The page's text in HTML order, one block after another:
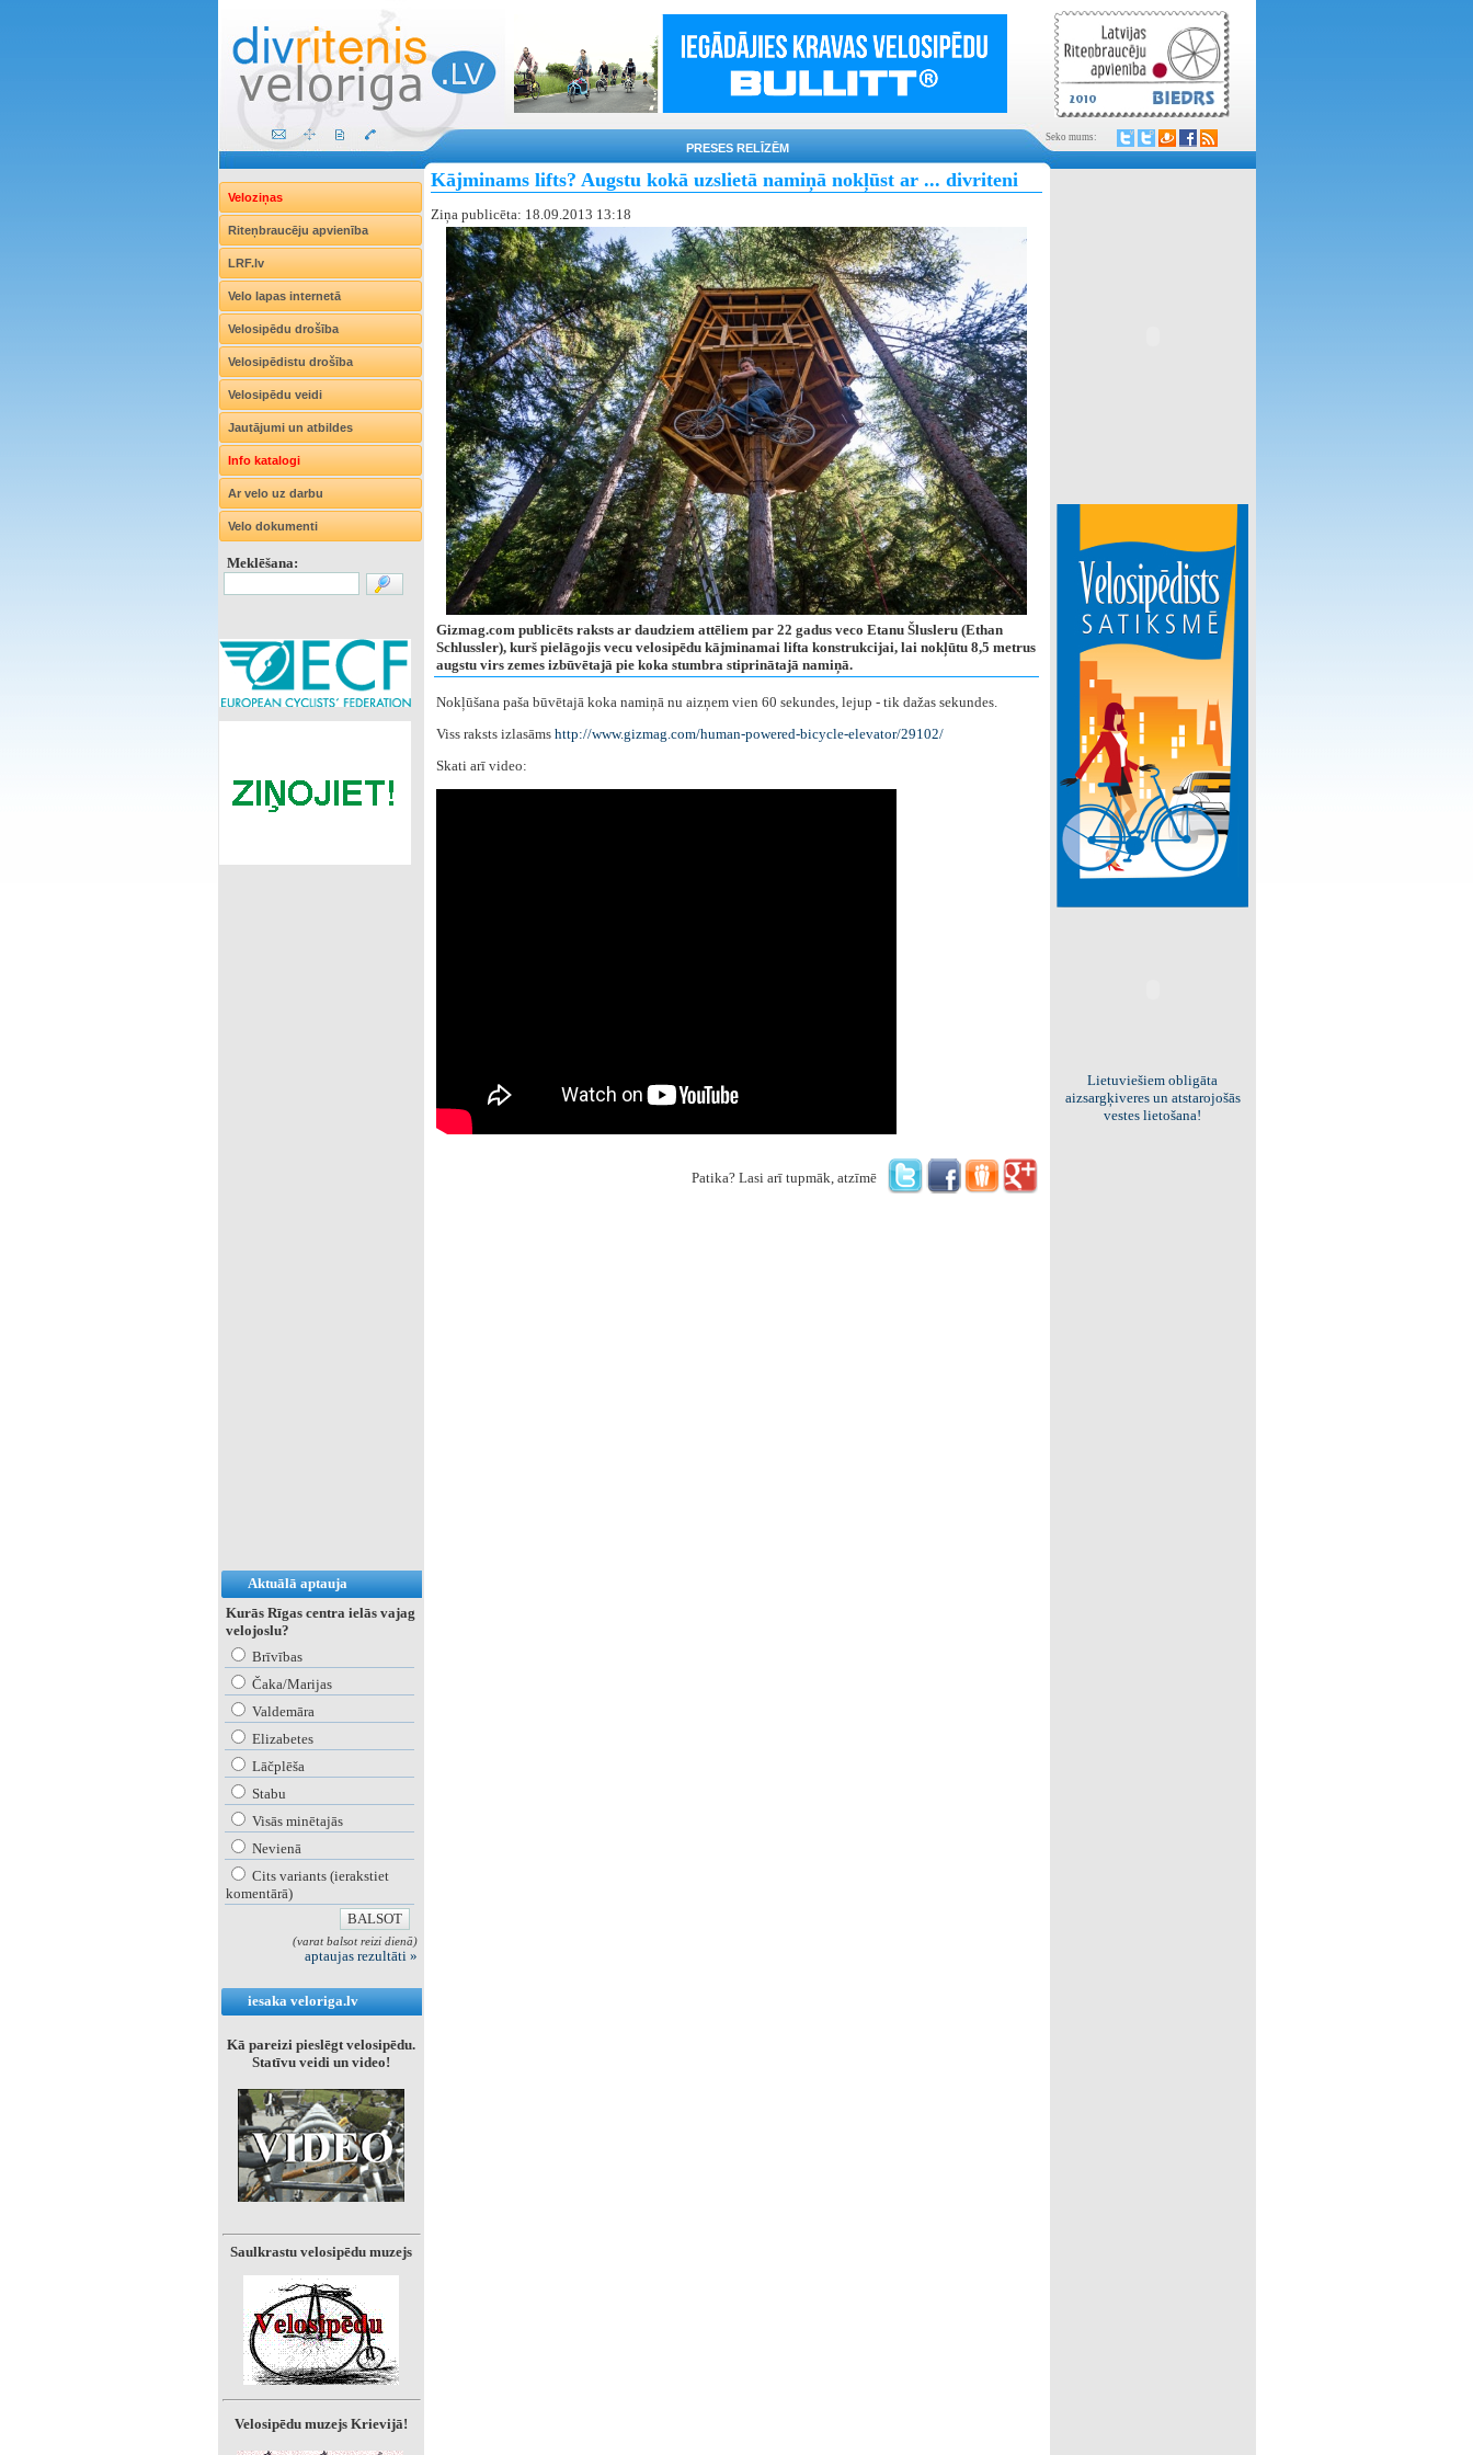
PRESES RELĪZĒM
Seko mums:
Veloziņas
Riteņbraucēju apvienība
LRF.lv
Velo lapas internetā
Velosipēdu drošība
Velosipēdistu drošība
Velosipēdu veidi
Jautājumi un atbildes
Info katalogi
Ar velo uz darbu
Velo dokumenti
Meklēšana:
Aktuālā aptauja
Kurās Rīgas centra ielās vajag
velojoslu?
Brīvības
Čaka/Marijas
Valdemāra
Elizabetes
Lāčplēša
Stabu
Visās minētajās
Nevienā
Cits variants (ierakstiet
komentārā)
(varat balsot reizi dienā)
aptaujas rezultāti »
iesaka veloriga.lv
Kā pareizi pieslēgt velosipēdu.
Statīvu veidi un video!
Saulkrastu velosipēdu muzejs
Velosipēdu muzejs Krievijā!
Kājminams lifts? Augstu kokā uzslietā namiņā nokļūst ar ... divriteni
Ziņa publicēta: 18.09.2013 13:18
Gizmag.com publicēts raksts ar daudziem attēliem par 22 gadus veco Etanu Šlusleru (Ethan
Schlussler), kurš pielāgojis vecu velosipēdu kājminamai lifta konstrukcijai, lai nokļūtu 8,5 metrus
augstu virs zemes izbūvētajā pie koka stumbra stiprinātajā namiņā.
Nokļūšana paša būvētajā koka namiņā nu aizņem vien 60 sekundes, lejup - tik dažas sekundes.
Viss raksts izlasāms http://www.gizmag.com/human-powered-bicycle-elevator/29102/
Skati arī video:
Patika? Lasi arī tupmāk, atzīmē
Viss par "Kritisko masu"!
Kolekcionējam saites uz resursiem
internetā!